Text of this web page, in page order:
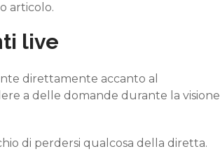
articolo.
live
direttamente accanto al
a delle domande durante la visione
di perdersi qualcosa della diretta.